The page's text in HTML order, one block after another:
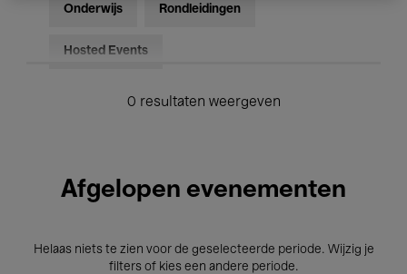
Onderwijs Rondleidingen
Hosted Events
0 resultaten weergeven
Afgelopen evenementen
Helaas niets te zien voor de geselecteerde periode. Wijzig je
filters of kies een andere periode.